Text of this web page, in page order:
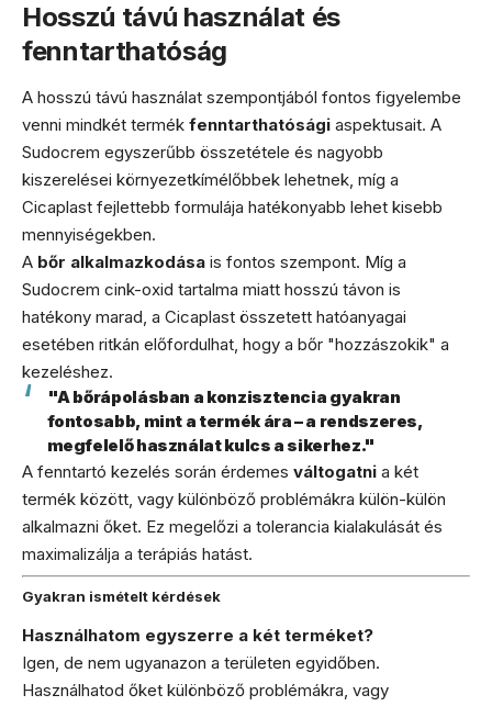
Hosszú távú használat és
fenntarthatóság
A hosszú távú használat szempontjából fontos figyelembe
venni mindkét termék fenntarthatósági aspektusait. A
Sudocrem egyszerűbb összetétele és nagyobb
kiszerelései környezetkímélőbbek lehetnek, míg a
Cicaplast fejlettebb formulája hatékonyabb lehet kisebb
mennyiségekben.
A bőr alkalmazkodása is fontos szempont. Míg a
Sudocrem cink-oxid tartalma miatt hosszú távon is
hatékony marad, a Cicaplast összetett hatóanyagai
esetében ritkán előfordulhat, hogy a bőr "hozzászokik" a
kezeléshez.
"A bőrápolásban a konzisztencia gyakran
fontosabb, mint a termék ára – a rendszeres,
megfelelő használat kulcs a sikerhez."
A fenntartó kezelés során érdemes váltogatni a két
termék között, vagy különböző problémákra külön-külön
alkalmazni őket. Ez megelőzi a tolerancia kialakulását és
maximalizálja a terápiás hatást.
Gyakran ismételt kérdések
Használhatom egyszerre a két terméket?
Igen, de nem ugyanazon a területen egyidőben.
Használhatod őket különböző problémákra, vagy